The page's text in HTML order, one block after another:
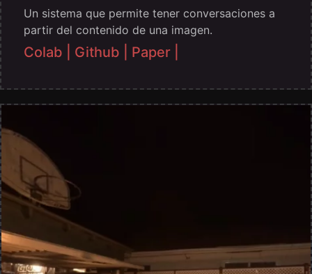
Un sistema que permite tener conversaciones a
partir del contenido de una imagen.
Colab | Github | Paper |